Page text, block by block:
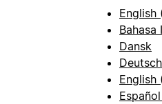
English
Bahasa
Dansk
Deutsch
English